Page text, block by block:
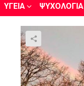
ΥΓΕΊΑ ΨΥΧΟΛΟΓΊΑ